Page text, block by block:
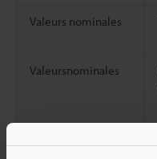
Valeurs nominales
Valeursnominales